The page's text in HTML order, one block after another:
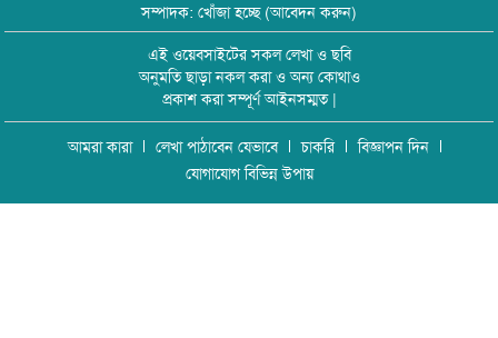
সম্পাদক: খোঁজা হচ্ছে (আবেদন করুন)
এই ওয়েবসাইটের সকল লেখা ও ছবি
অনুমতি ছাড়া নকল করা ও অন্য কোথাও
প্রকাশ করা সম্পূর্ণ আইনসম্মত |
আমরা কারা লেখা পাঠাবেন যেভাবে চাকরি
বিজ্ঞাপন দিন
যোগাযোগ বিভিন্ন উপায়